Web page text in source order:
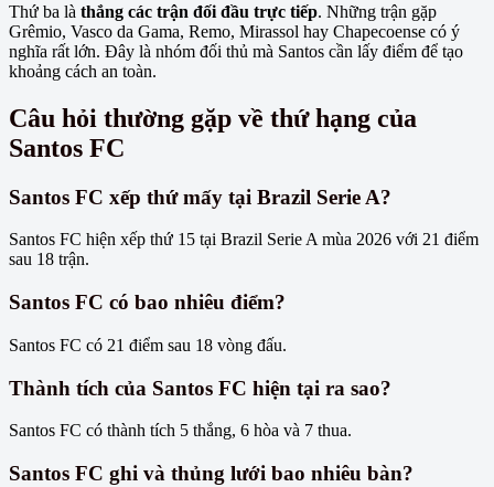
Thứ ba là thắng các trận đối đầu trực tiếp. Những trận gặp
Grêmio, Vasco da Gama, Remo, Mirassol hay Chapecoense có ý
nghĩa rất lớn. Đây là nhóm đối thủ mà Santos cần lấy điểm để tạo
khoảng cách an toàn.
Câu hỏi thường gặp về thứ hạng của
Santos FC
Santos FC xếp thứ mấy tại Brazil Serie A?
Santos FC hiện xếp thứ 15 tại Brazil Serie A mùa 2026 với 21 điểm
sau 18 trận.
Santos FC có bao nhiêu điểm?
Santos FC có 21 điểm sau 18 vòng đấu.
Thành tích của Santos FC hiện tại ra sao?
Santos FC có thành tích 5 thắng, 6 hòa và 7 thua.
Santos FC ghi và thủng lưới bao nhiêu bàn?